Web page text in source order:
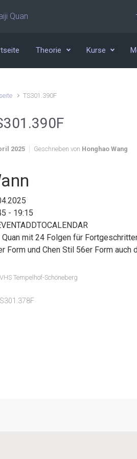
springen
Theorie Kurse
TS301.390F
2025 Geschrieben von Honghao Wang
- 19:15
Quan mit 24 Folgen für
Form und Chen Stil 56er Form auch
VHS Tempelhof-Schöneberg